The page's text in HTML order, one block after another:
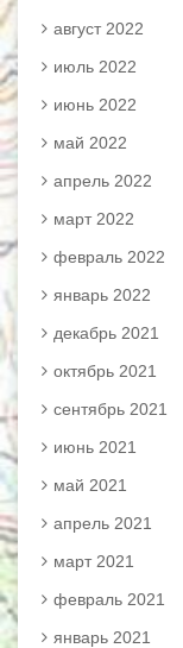
август 2022
июль 2022
июнь 2022
май 2022
апрель 2022
март 2022
февраль 2022
январь 2022
декабрь 2021
октябрь 2021
сентябрь 2021
июнь 2021
май 2021
апрель 2021
март 2021
февраль 2021
январь 2021